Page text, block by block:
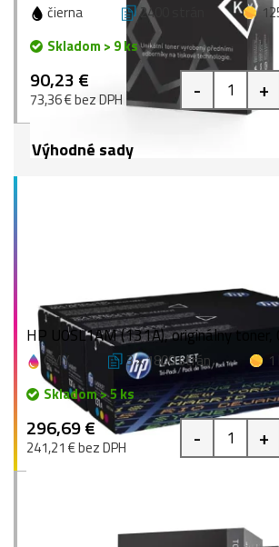
čierna 2400 strán
Skladom > 9 ks
90,23 €
73,36 € bez DPH - +
Výhodné sady
HP U0SL1AM (131A), originálny toner,
CMY 3 × 1800 strán
Skladom > 5 ks
296,69 €
241,21 € bez DPH - +